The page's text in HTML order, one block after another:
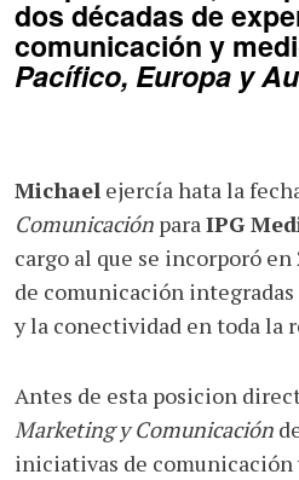
dos décadas de
comunicación y
Pacífico, Europa y
Michaelejercía hata la
ComunicaciónparaIPG
cargo al que se incorporó
de comunicación
y la conectividad en toda la
Antes de esta posicion
Marketing y Comunicación
iniciativas de